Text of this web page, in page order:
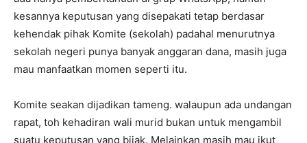
kesannya keputusan yang disepakati tetap berdasar
kehendak pihak Komite (sekolah) padahal menurutnya
sekolah negeri punya banyak anggaran dana, masih juga
mau manfaatkan momen seperti itu.
Komite seakan dijadikan tameng. walaupun ada undangan
rapat, toh kehadiran wali murid bukan untuk mengambil
suatu keputusan yang bijak. Melainkan masih mau ikut